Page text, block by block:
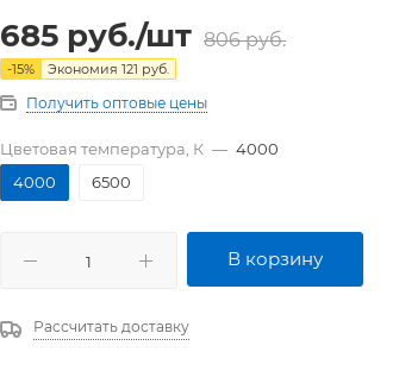
685 руб./шт 806руб.
-15% Экономия 121 руб.
Получить оптовые цены
Цветовая температура, К — 4000
4000
6500
В корзину
Рассчитать доставку